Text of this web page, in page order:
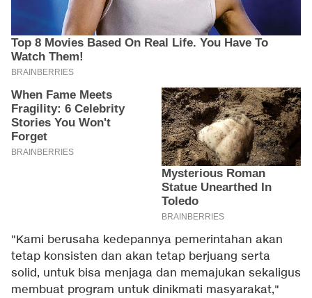
"Kami berusaha kedepannya pemerintahan akan
tetap konsisten dan akan tetap berjuang serta
solid, untuk bisa menjaga dan memajukan sekaligus
membuat program untuk dinikmati masyarakat,"